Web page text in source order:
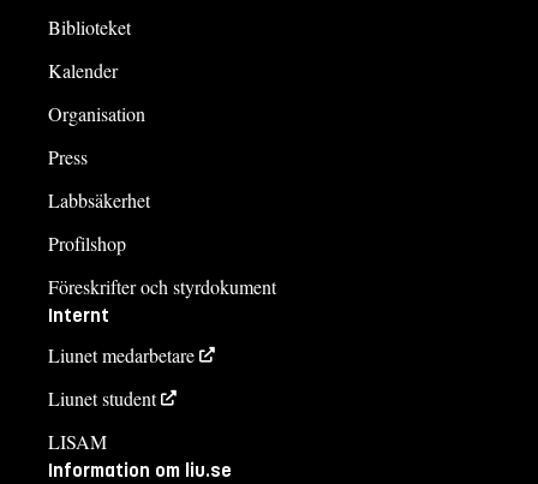
Biblioteket
Kalender
Organisation
Press
Labbsäkerhet
Profilshop
Föreskrifter och styrdokument
Internt
Liunet medarbetare
Liunet student
LISAM
Information om liu.se